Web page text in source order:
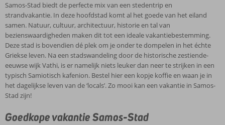
uitzicht
over
zee
Ook
mogelijk
om
ontbijt
bij te
boeken
Samos-Stad biedt de perfecte mix van een stedentrip en
strandvakantie. In deze hoofdstad komt al het goede van het eiland
samen. Natuur, cultuur, architectuur, historie en tal van
bezienswaardigheden maken dit tot een ideale vakantiebestemming.
Deze stad is bovendien dé plek om je onder te dompelen in het échte
Griekse leven. Na een stadswandeling door de historische zestiende-
eeuwse wijk Vathi, is er namelijk niets leuker dan neer te strijken in een
typisch Samiotisch kafenion. Bestel hier een kopje koffie en waan je in
het dagelijkse leven van de ‘locals’. Zo mooi kan een vakantie in Samos-
Stad zijn!
Goedkope vakantie Samos-Stad